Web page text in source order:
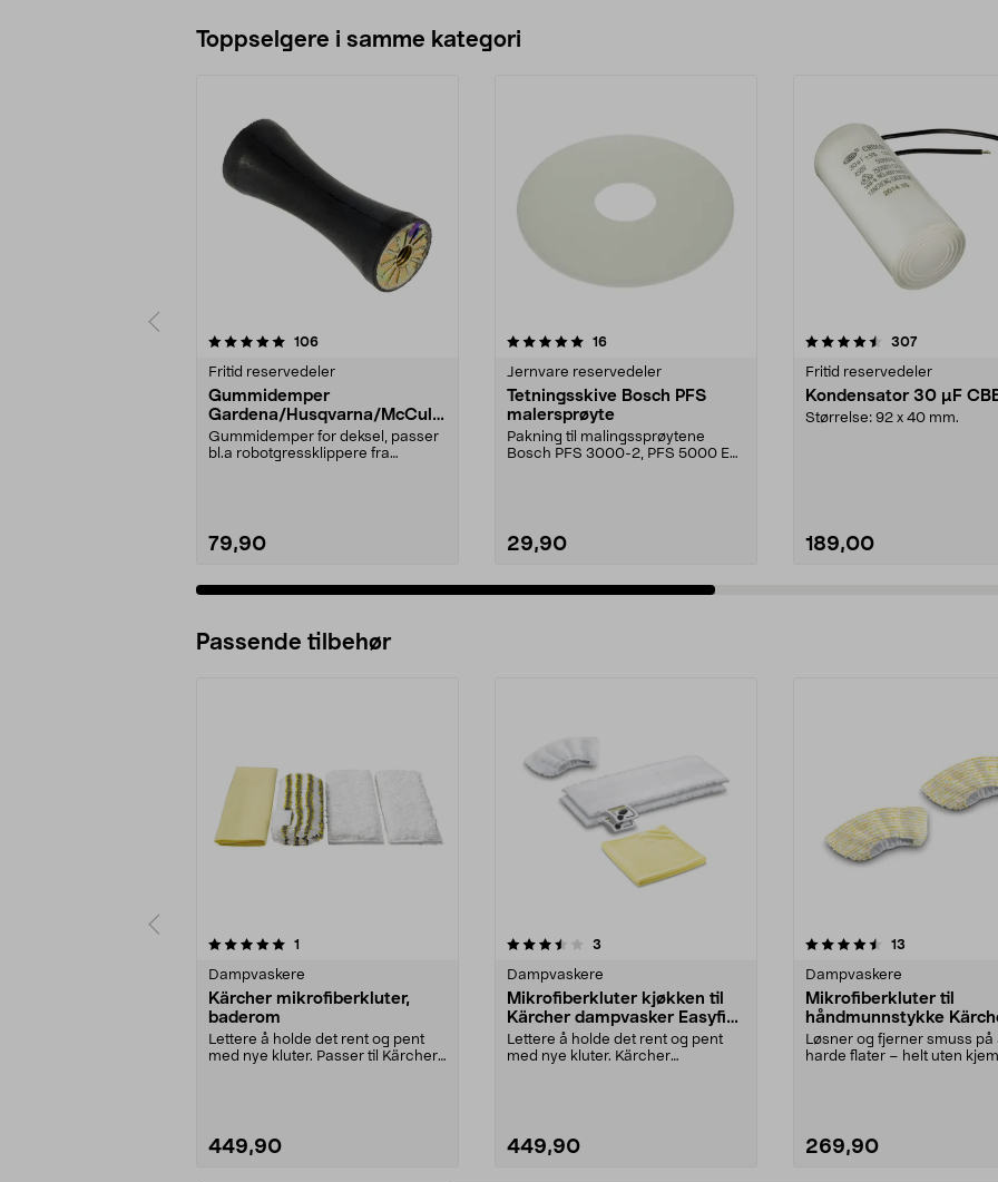
Toppselgere i samme kategori
106anmeldelser
Fritid reservedeler
Gummidemper
Gardena/Husqvarna/McCullo
ch/Flymo
Gummidemper for deksel, passer
bl.a robotgressklippere fra
79,90
5.0 av 5 stjerner 16anmeldelser
Jernvare reservedeler
Tetningsskive Bosch PFS
malersprøyte
Pakning til malingssprøytene
Bosch PFS 3000-2, PFS 5000 E
29,90
4.5 av 5 stjerner 307anmeldelser
Fritid reservedeler
Kondensator 30 µF
Størrelse: 92 x 40 mm.
189,00
4.5 av 5 stjerner
Passende tilbehør
1
Dampvaskere
Kärcher mikrofiberkluter,
baderom
Lettere å holde det rent og pent
med nye kluter. Passer til Kärchers
449,90
3.5av 5 stjerner 3
Dampvaskere
Mikrofiberkluter kjøkken til
Kärcher dampvasker Easyfix,
4-pakning
Lettere å holde det rent og pent
med nye kluter. Kärcher
449,90
4.5av 5 stjerner 13
Dampvaskere
Mikrofiberkluter til
håndmunnstykke
dampvasker, 2-pakning
Løsner og fjerner smuss på
harde flater – helt uten
269,90
5.0av 5 stjerner